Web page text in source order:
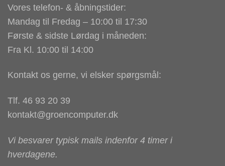
Vores telefon- & åbningstider:
Mandag til Fredag – 10:00 til 17:30
Første & sidste Lørdag i måneden:
Fra Kl. 10:00 til 14:00
Kontakt os gerne, vi elsker spørgsmål:
Tlf. 46 93 20 39
kontakt@groencomputer.dk
Vi besvarer typisk mails indenfor 4 timer i
hverdagene.